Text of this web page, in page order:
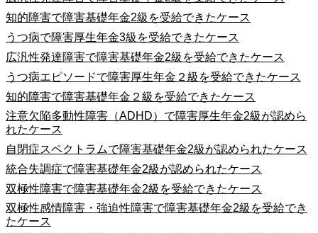
知的障害で障害基礎年金2級を受給できたケース
うつ病で障害厚生年金3級を受給できたケース
広汎性発達障害で障害基礎年金2級を受給できたケース
うつ病エピソードで障害厚生年金２級を受給できたケース
知的障害で障害基礎年金２級を受給できたケース
注意欠陥多動性障害（ADHD）で障害厚生年金2級が認めら
れたケース
自閉症スペクトラムで障害基礎年金2級が認められたケース
統合失調症で障害基礎年金2級が認められたケース
双極性障害で障害基礎年金2級を受給できたケース
双極性感情障害・強迫性障害で障害基礎年金2級を受給でき
たケース